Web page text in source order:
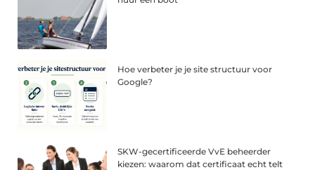
Hoe verbeter je je site structuur voor
Google?
SKW-gecertificeerde VvE beheerder
kiezen: waarom dat certificaat echt telt